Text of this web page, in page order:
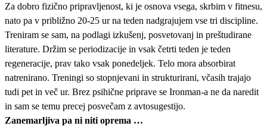
Za dobro fizično pripravljenost, ki je osnova vsega, skrbim v fitnesu,
nato pa v približno 20-25 ur na teden nadgrajujem vse tri discipline.
Treniram se sam, na podlagi izkušenj, posvetovanj in preštudirane
literature. Držim se periodizacije in vsak četrti teden je teden
regeneracije, prav tako vsak ponedeljek. Telo mora absorbirat
natrenirano. Treningi so stopnjevani in strukturirani, včasih trajajo
tudi pet in več ur. Brez psihične priprave se Ironman-a ne da naredit
in sam se temu precej posvečam z avtosugestijo.
Zanemarljiva pa ni niti oprema …